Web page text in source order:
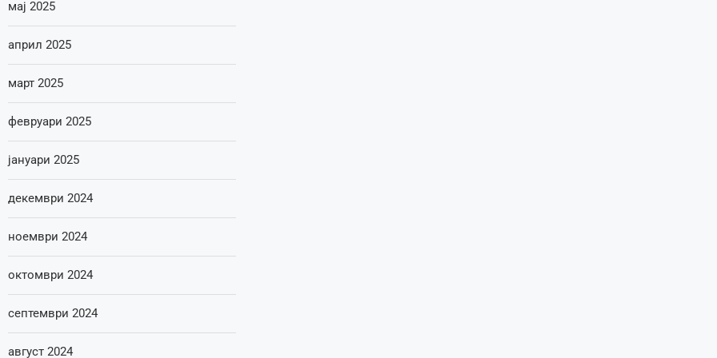
мај 2025
април 2025
март 2025
февруари 2025
јануари 2025
декември 2024
ноември 2024
октомври 2024
септември 2024
август 2024